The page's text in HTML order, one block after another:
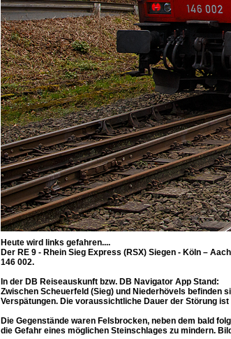
Heute wird links gefahren....
Der RE 9 - Rhein Sieg Express (RSX) Siegen - Köln –
146 002.
In der DB Reiseauskunft bzw. DB Navigator App Stand:
Zwischen Scheuerfeld (Sieg) und Niederhövels befinden
Verspätungen. Die voraussichtliche Dauer der Störung ist
Die Gegenstände waren Felsbrocken, neben dem bald
die Gefahr eines möglichen Steinschlages zu mindern.